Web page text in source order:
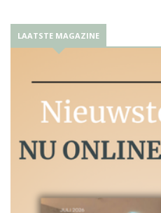
LAATSTE MAGAZINE